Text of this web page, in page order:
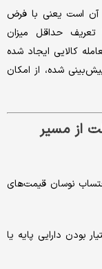
آن است یعنی با فرض
تعریف حداقل میزان
کالایی ایجاد شده
شده، از امکان
از مسیر
نوسان قیمت‌های
بودن دارایی پایه یا